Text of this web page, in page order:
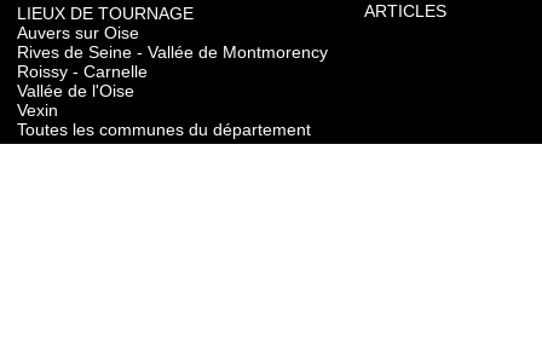
LIEUX DE TOURNAGE
Auvers sur Oise
Rives de Seine - Vallée de Montmorency
Roissy - Carnelle
Vallée de l'Oise
Vexin
Toutes les communes du département
ARTICLES